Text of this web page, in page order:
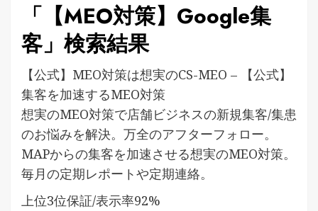
「【MEO対策】Google集
客」検索結果
【公式】MEO対策は想実のCS-MEO – 【公式】
集客を加速するMEO対策
想実のMEO対策で店舗ビジネスの新規集客/集患
のお悩みを解決。万全のアフターフォロー。
MAPからの集客を加速させる想実のMEO対策。
毎月の定期レポートや定期連絡。
上位3位保証/表示率92%